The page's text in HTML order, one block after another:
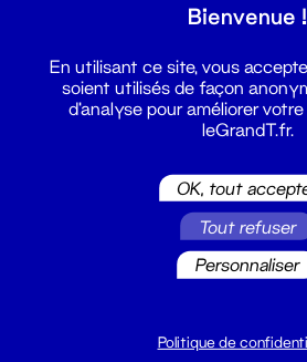
Du lundi au vendredi 14h → 18h
Bienvenue !
En utilisant ce site, vous
soient utilisés de façon
d'analyse pour améliorer
leGrandT.fr.
OK, tout
Tout refuser
Personnaliser
Politique de